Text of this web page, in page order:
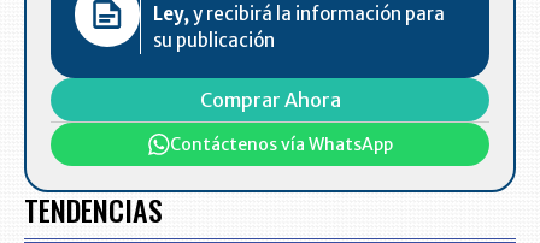
Ley,y recibirá la información para
su publicación
Comprar Ahora
Contáctenos vía WhatsApp
TENDENCIAS